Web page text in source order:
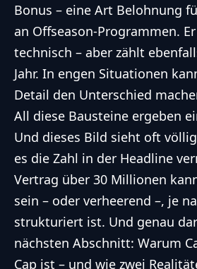
Bonus – eine Art Belohnung
an Offseason-Programmen.
technisch – aber zählt
Jahr. In engen Situationen
Detail den Unterschied
All diese Bausteine ergeben
Und dieses Bild sieht oft
es die Zahl in der Headline
Vertrag über 30 Millionen
sein – oder verheerend –, je
strukturiert ist. Und genau
nächsten Abschnitt: Warum
Cap ist – und wie zwei